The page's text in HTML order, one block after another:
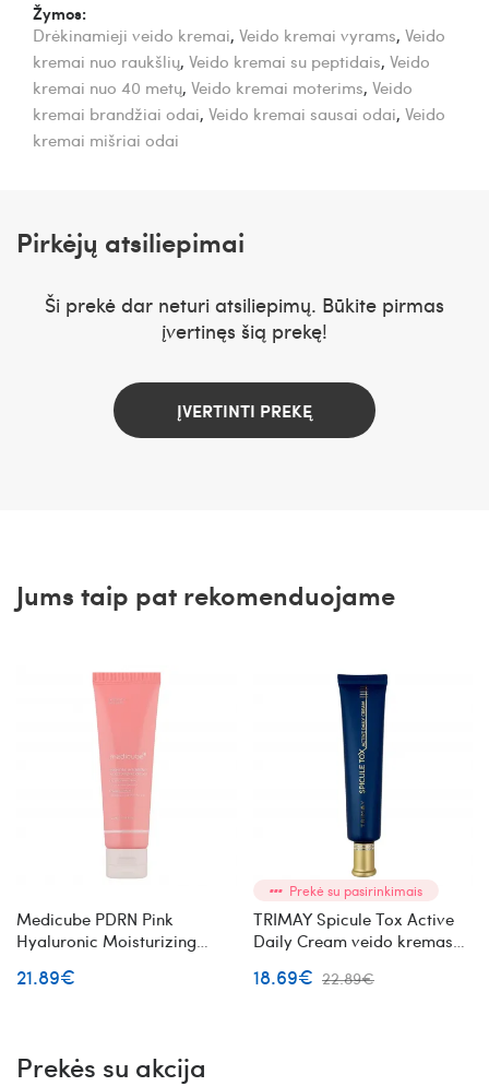
Žymos:
Drėkinamieji veido kremai, Veido kremai vyrams, Veido
kremai nuo raukšlių, Veido kremai su peptidais, Veido
kremai nuo 40 metų, Veido kremai moterims, Veido
kremai brandžiai odai, Veido kremai sausai odai, Veido
kremai mišriai odai
Pirkėjų atsiliepimai
Ši prekė dar neturi atsiliepimų. Būkite pirmas
įvertinęs šią prekę!
ĮVERTINTI PREKĘ
Jums taip pat rekomenduojame
Medicube PDRN Pink
Hyaluronic Moisturizing
kremas su PDRN
21.89€
Prekė su pasirinkimais
TRIMAY Spicule Tox Active
Daily Cream veido kremas
18.69€ 22.89€
Prekės su akcija